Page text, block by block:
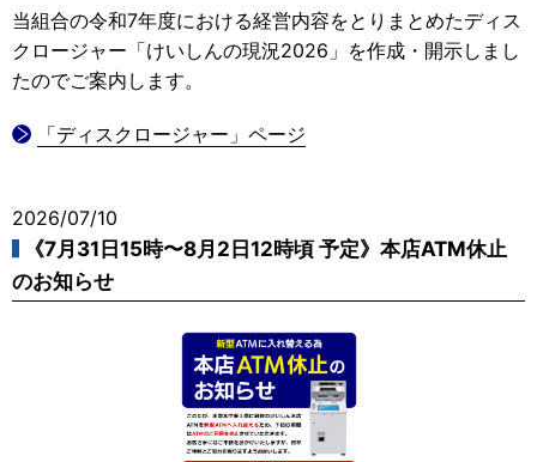
当組合の令和7年度における経営内容をとりまとめたディス
クロージャー「けいしんの現況2026」を作成・開示しまし
たのでご案内します。
「ディスクロージャー」ページ
2026/07/10
《7月31日15時〜8月2日12時頃 予定》本店ATM休止
のお知らせ